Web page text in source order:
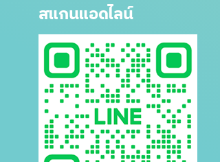
สแกนแอดไลน์